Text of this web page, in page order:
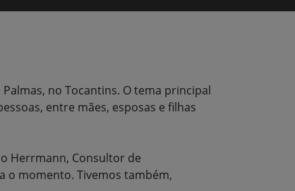
no Tocantins. O tema principal
entre mães, esposas e filhas
Herrmann, Consultor de
o momento. Tivemos também,